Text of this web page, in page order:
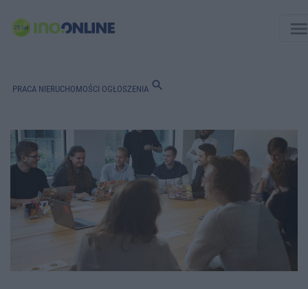
PRACA NIERUCHOMOŚCI OGŁOSZENIA search